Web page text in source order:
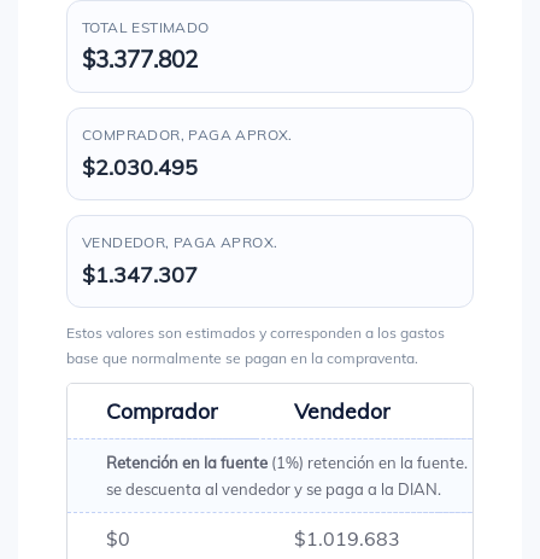
TOTAL ESTIMADO
$3.377.802
COMPRADOR, PAGA APROX.
$2.030.495
VENDEDOR, PAGA APROX.
$1.347.307
Estos valores son estimados y corresponden a los gastos
base que normalmente se pagan en la compraventa.
Comprador Vendedor
Retención en la fuente (1%) retención en la fuente. Es un
se descuenta al vendedor y se paga a la DIAN.
$0 $1.019.683